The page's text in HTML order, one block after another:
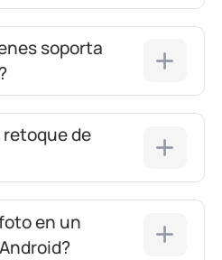
soporta
de
en un